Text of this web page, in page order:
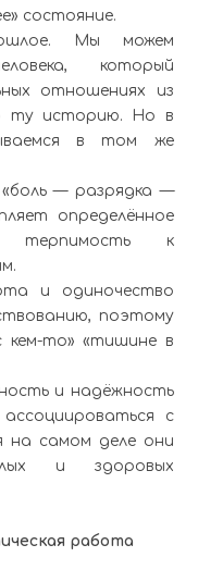
состояние.
Мы можем
который
отношениях из
ту историю. Но в
в том же
— разрядка —
определённое
терпимость к
и одиночество
поэтому
кем-то» «тишине в
и надёжность
с
на самом деле они
и здоровых
работа